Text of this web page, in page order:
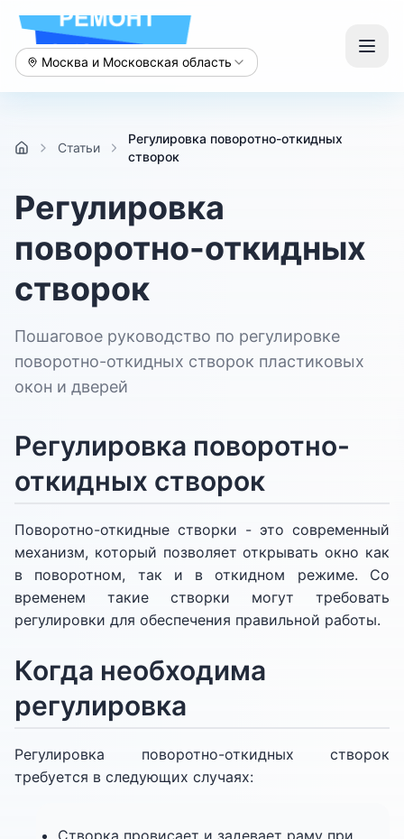
Москва и Московская область
Статьи
Регулировка поворотно-откидных
створок
Регулировка
поворотно-откидных
створок
Пошаговое руководство по регулировке
поворотно-откидных створок пластиковых
окон и дверей
Регулировка поворотно-
откидных створок
Поворотно-откидные створки - это современный
механизм, который позволяет открывать окно как
в поворотном, так и в откидном режиме. Со
временем такие створки могут требовать
регулировки для обеспечения правильной работы.
Когда необходима
регулировка
Регулировка поворотно-откидных створок
требуется в следующих случаях:
Створка провисает и задевает раму при